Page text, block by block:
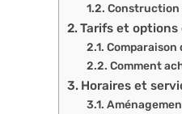
Construction
Tarifs et
Comparaison
Comment
Horaires et